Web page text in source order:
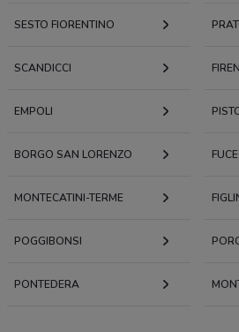
SESTO FIORENTINO
SCANDICCI
EMPOLI
BORGO SAN LORENZO
MONTECATINI-TERME
POGGIBONSI
PONTEDERA